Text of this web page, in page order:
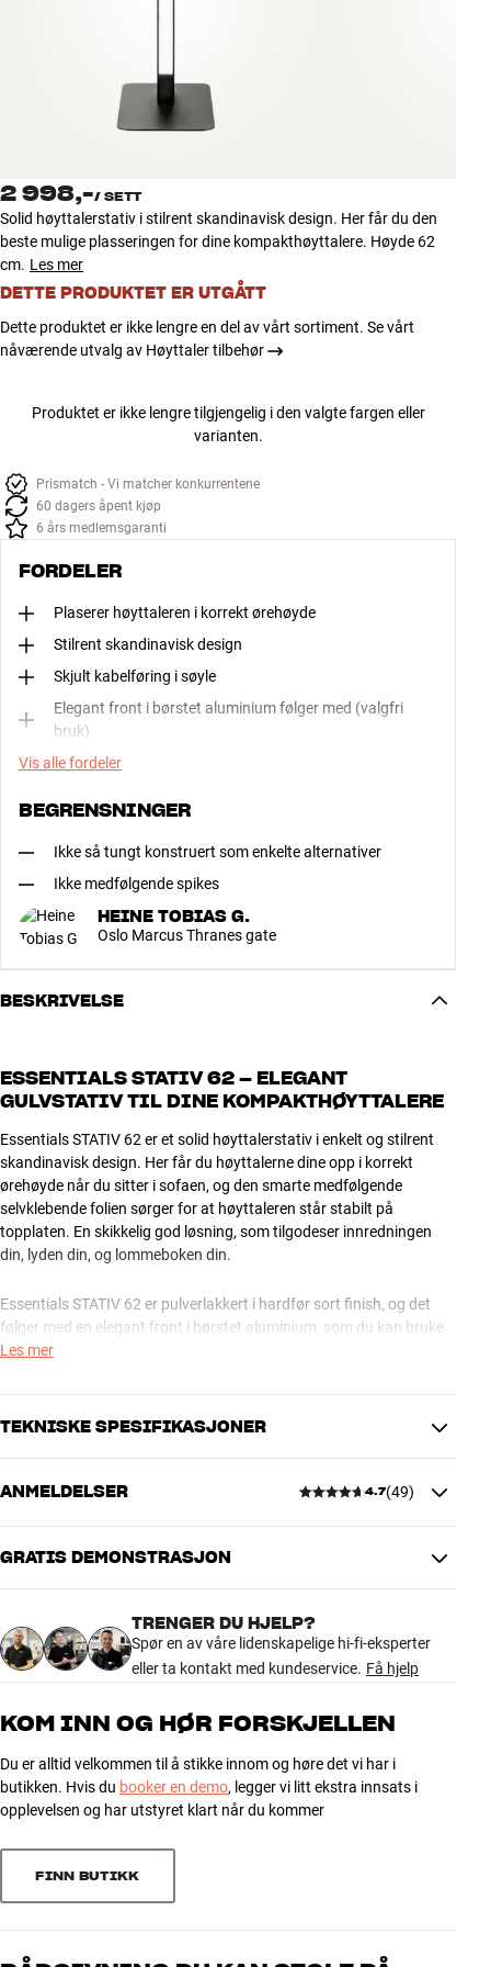
INSPIRASJON
MERKER
NYHETER
TILBUD
Finn Butikk
Kundeservice
Logg inn
2 998,-/ SETT
Solid høyttalerstativ i stilrent skandinavisk design. Her får du den
beste mulige plasseringen for dine kompakthøyttalere. Høyde 62
cm. Les mer
DETTE PRODUKTET ER UTGÅTT
Dette produktet er ikke lengre en del av vårt sortiment. Se vårt
nåværende utvalg av Høyttaler tilbehør
Produktet er ikke lengre tilgjengelig i den valgte fargen eller
varianten.
Prismatch - Vi matcher konkurrentene
60 dagers åpent kjøp
6 års medlemsgaranti
FORDELER
Plaserer høyttaleren i korrekt ørehøyde
Stilrent skandinavisk design
Skjult kabelføring i søyle
Elegant front i børstet aluminium følger med (valgfri
bruk)
Vis alle fordeler
BEGRENSNINGER
Ikke så tungt konstruert som enkelte alternativer
Ikke medfølgende spikes
HEINE TOBIAS G.
Oslo Marcus Thranes gate
BESKRIVELSE
ESSENTIALS STATIV 62 – ELEGANT
GULVSTATIV TIL DINE KOMPAKTHØYTTALERE
Essentials STATIV 62 er et solid høyttalerstativ i enkelt og stilrent
skandinavisk design. Her får du høyttalerne dine opp i korrekt
ørehøyde når du sitter i sofaen, og den smarte medfølgende
selvklebende folien sørger for at høyttaleren står stabilt på
topplaten. En skikkelig god løsning, som tilgodeser innredningen
din, lyden din, og lommeboken din.
Essentials STATIV 62 er pulverlakkert i hardfør sort finish, og det
følger med en elegant front i børstet aluminium, som du kan bruke
hvis du ønsker den finishen. Om du foretrekker rent sort, lar du den
hvis du vil ha dine høyttalere helt urokkelig plassert, er topplaten
utført med hull, slik at du kan skru høyttalerne fast.
Mer fra Essentials
Les mer
TEKNISKE SPESIFIKASJONER
DIMENSJONER OG DESIGN
Farge
Sort
Vekt produkt (kg)
8,8
Mål (emballasje)
x dybde)
Mål (produkt)
22 x 62,4 x 30 cm (bredde x
høyde x dybde)
GENERELLE EGENSKAPER
Gulvstativ til kompakthøyttalere
Skjult kabelføring i søyle
Front i børstet aluminium medfølger (valgfri bruk)
ANMELDELSER 4.7(49)
4.7
49 anmeldelser
3
2
Sorter
GRATIS DEMONSTRASJON
TRENGER DU HJELP?
Spør en av våre lidenskapelige hi-fi-eksperter
eller ta kontakt med kundeservice. Få hjelp
KOM INN OG HØR FORSKJELLEN
Du er alltid velkommen til å stikke innom og høre det vi har i
butikken. Hvis du booker en demo, legger vi litt ekstra innsats i
opplevelsen og har utstyret klart når du kommer
FINN BUTIKK